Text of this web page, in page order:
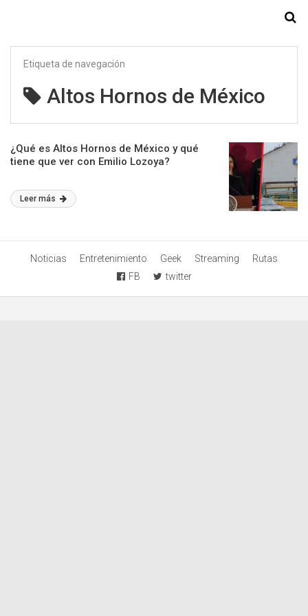
Etiqueta de navegación
Altos Hornos de México
¿Qué es Altos Hornos de México y qué
tiene que ver con Emilio Lozoya?
Leer más
Noticias Entretenimiento Geek Streaming
Rutas
FB
twitter